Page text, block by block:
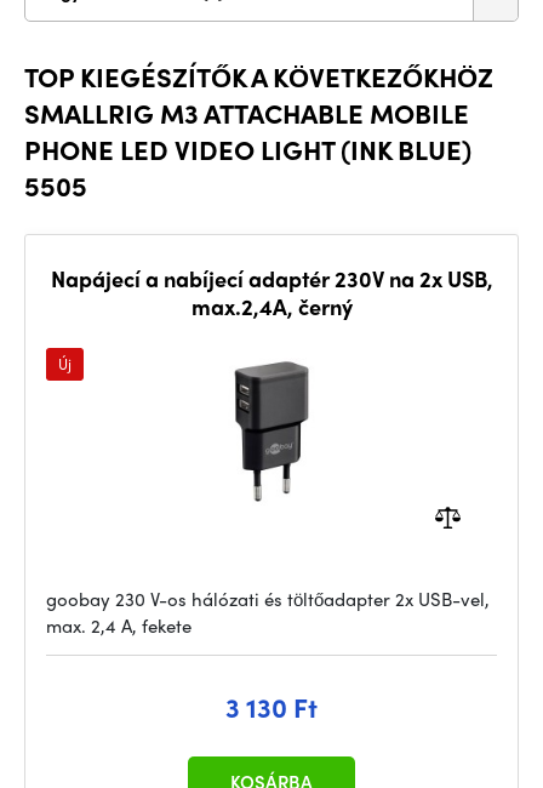
TOP KIEGÉSZÍTŐK A KÖVETKEZŐKHÖZ
SMALLRIG M3 ATTACHABLE MOBILE
PHONE LED VIDEO LIGHT (INK BLUE)
5505
Napájecí a nabíjecí adaptér 230V na 2x USB,
max.2,4A, černý
Új
goobay 230 V-os hálózati és töltőadapter 2x USB-vel,
max. 2,4 A, fekete
3 130 Ft
KOSÁRBA